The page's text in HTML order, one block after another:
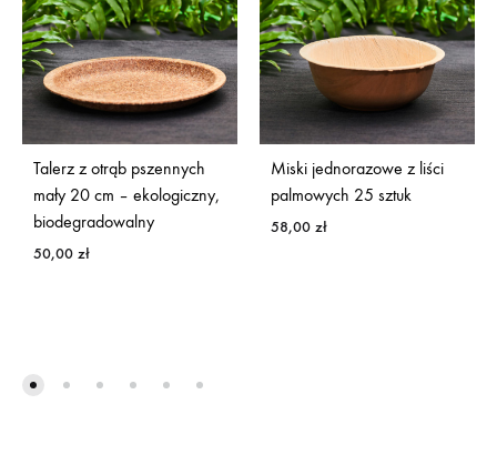
Talerz z otrąb pszennych
mały 20 cm – ekologiczny,
biodegradowalny
50,00 zł
Miski jednorazowe z liści
palmowych 25 sztuk
58,00 zł